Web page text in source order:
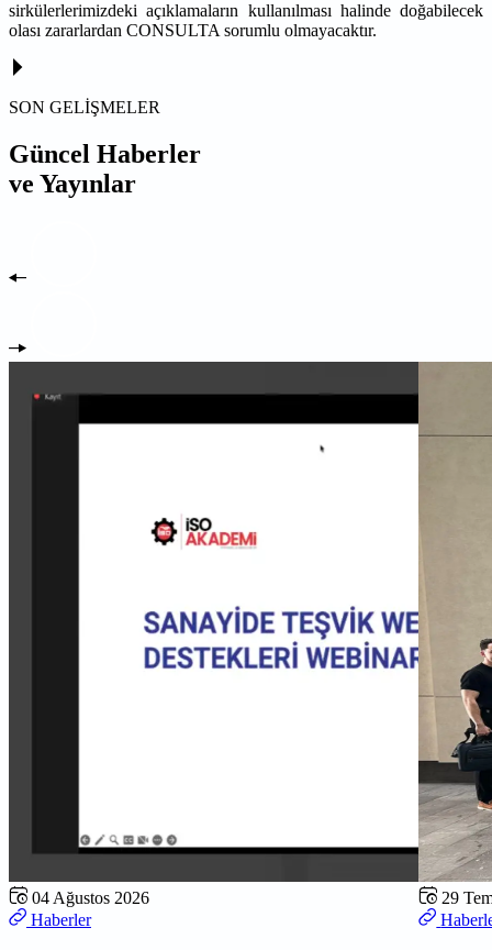
sirkülerlerimizdeki açıklamaların kullanılması halinde doğabilecek
olası zararlardan CONSULTA sorumlu olmayacaktır.
SON GELİŞMELER
Güncel Haberler
ve Yayınlar
04 Ağustos 2026
Haberler
29